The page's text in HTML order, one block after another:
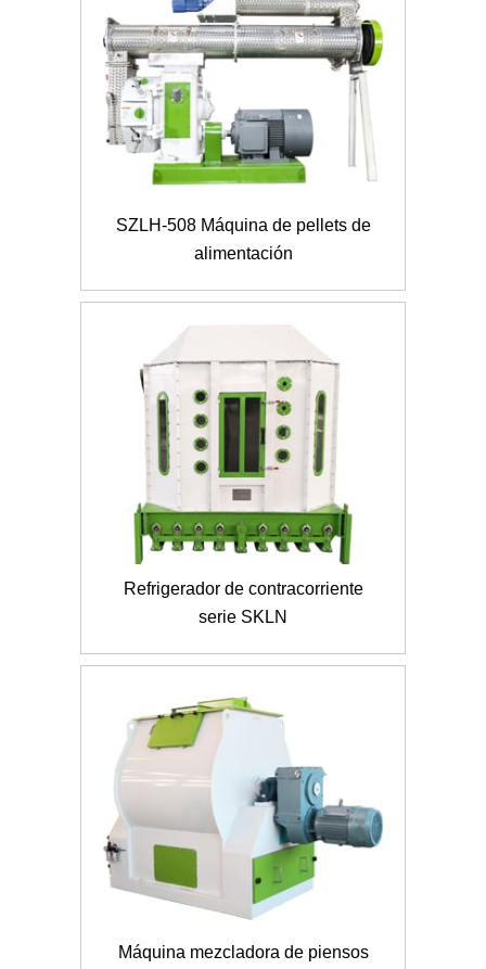
SZLH-508 Máquina de pellets de
alimentación
Refrigerador de contracorriente
serie SKLN
Máquina mezcladora de piensos